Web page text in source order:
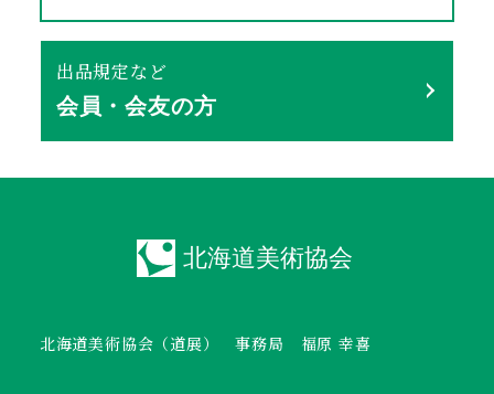
出品規定など
会員・会友の方
北海道美術協会（道展） 事務局 福原 幸喜